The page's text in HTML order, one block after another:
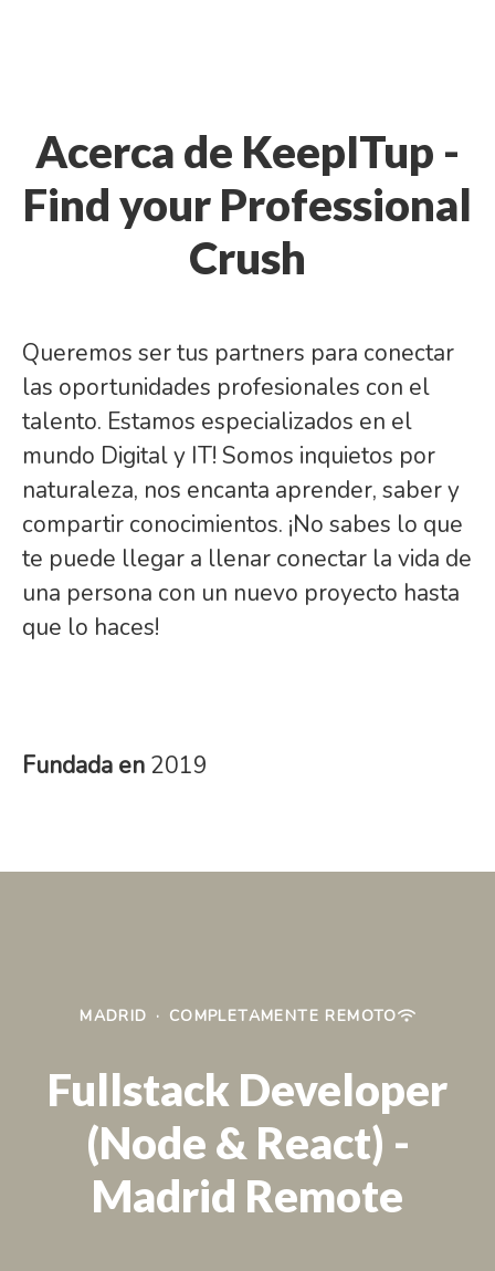
Acerca de KeepITup -
Find your Professional
Crush
Queremos ser tus partners para conectar
las oportunidades profesionales con el
talento. Estamos especializados en el
mundo Digital y IT! Somos inquietos por
naturaleza, nos encanta aprender, saber y
compartir conocimientos. ¡No sabes lo que
te puede llegar a llenar conectar la vida de
una persona con un nuevo proyecto hasta
que lo haces!
Fundada en 2019
MADRID · COMPLETAMENTE REMOTO
Fullstack Developer
(Node & React) -
Madrid Remote